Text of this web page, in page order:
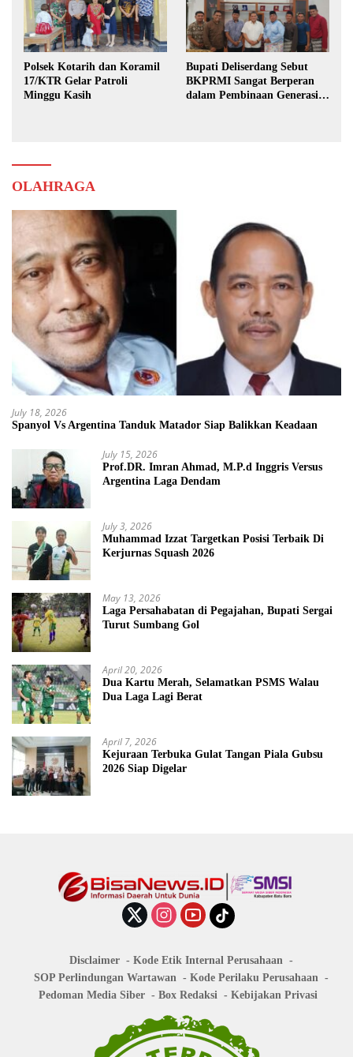
Polsek Kotarih dan Koramil
17/KTR Gelar Patroli
Minggu Kasih
Bupati Deliserdang Sebut
BKPRMI Sangat Berperan
dalam Pembinaan Generasi
OLAHRAGA
July 18, 2026
Spanyol Vs Argentina Tanduk Matador Siap Balikkan Keadaan
July 15, 2026
Prof.DR. Imran Ahmad, M.P.d Inggris Versus
Argentina Laga Dendam
July 3, 2026
Muhammad Izzat Targetkan Posisi Terbaik Di
Kerjurnas Squash 2026
May 13, 2026
Laga Persahabatan di Pegajahan, Bupati Sergai
Turut Sumbang Gol
April 20, 2026
Dua Kartu Merah, Selamatkan PSMS Walau
Dua Laga Lagi Berat
April 7, 2026
Kejuraan Terbuka Gulat Tangan Piala Gubsu
2026 Siap Digelar
Disclaimer
Kode Etik Internal Perusahaan
SOP Perlindungan Wartawan
Kode Perilaku Perusahaan
Pedoman Media Siber
Box Redaksi Kebijakan Privasi